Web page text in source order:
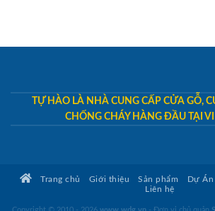
TỰ HÀO LÀ NHÀ CUNG CẤP CỬA GỖ,
CHỐNG CHÁY HÀNG ĐẦU TẠI
Trang chủ Giới thiệu Sản phẩm Dự Án
Liên hệ